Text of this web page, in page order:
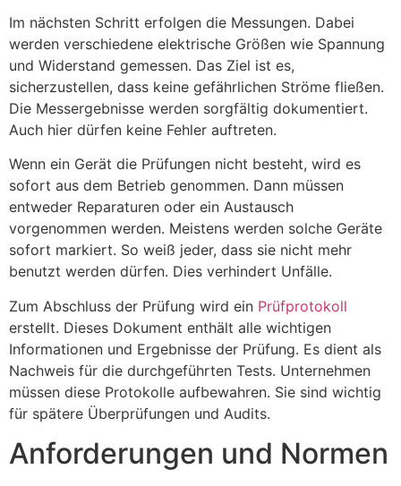
Im nächsten Schritt erfolgen die Messungen. Dabei
werden verschiedene elektrische Größen wie Spannung
und Widerstand gemessen. Das Ziel ist es,
sicherzustellen, dass keine gefährlichen Ströme fließen.
Die Messergebnisse werden sorgfältig dokumentiert.
Auch hier dürfen keine Fehler auftreten.
Wenn ein Gerät die Prüfungen nicht besteht, wird es
sofort aus dem Betrieb genommen. Dann müssen
entweder Reparaturen oder ein Austausch
vorgenommen werden. Meistens werden solche Geräte
sofort markiert. So weiß jeder, dass sie nicht mehr
benutzt werden dürfen. Dies verhindert Unfälle.
Zum Abschluss der Prüfung wird ein Prüfprotokoll
erstellt. Dieses Dokument enthält alle wichtigen
Informationen und Ergebnisse der Prüfung. Es dient als
Nachweis für die durchgeführten Tests. Unternehmen
müssen diese Protokolle aufbewahren. Sie sind wichtig
für spätere Überprüfungen und Audits.
Anforderungen und Normen